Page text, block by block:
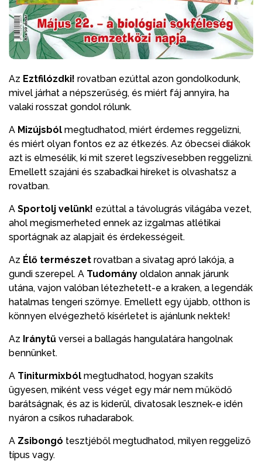
Az Eztfilózdki! rovatban ezúttal azon gondolkodunk,
mivel járhat a népszerűség, és miért fáj annyira, ha
valaki rosszat gondol rólunk.
A Mizújsból megtudhatod, miért érdemes reggelizni,
és miért olyan fontos ez az étkezés. Az óbecsei diákok
azt is elmesélik, ki mit szeret legszívesebben reggelizni.
Emellett szajáni és szabadkai híreket is olvashatsz a
rovatban.
A Sportolj velünk! ezúttal a távolugrás világába vezet,
ahol megismerheted ennek az izgalmas atlétikai
sportágnak az alapjait és érdekességeit.
Az Élő természet rovatban a sivatag apró lakója, a
gundi szerepel. A Tudomány oldalon annak járunk
utána, vajon valóban létezhetett-e a kraken, a legendák
hatalmas tengeri szörnye. Emellett egy újabb, otthon is
könnyen elvégezhető kísérletet is ajánlunk nektek!
Az Iránytű versei a ballagás hangulatára hangolnak
bennünket.
A Tiniturmixból megtudhatod, hogyan szakíts
ügyesen, miként vess véget egy már nem működő
barátságnak, és az is kiderül, divatosak lesznek-e idén
nyáron a csíkos ruhadarabok.
A Zsibongó tesztjéből megtudhatod, milyen reggeliző
típus vagy.